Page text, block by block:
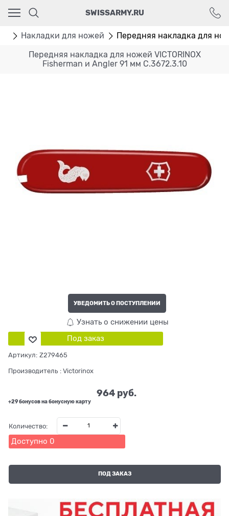
SWISSARMY.RU
Накладки для ножей Передняя накладка для
Передняя накладка для ножей VICTORINOX
Fisherman и Angler 91 мм C.3672.3.10
УВЕДОМИТЬ О ПОСТУПЛЕНИИ
Узнать о снижении цены
Под заказ
Артикул: Z279465
Производитель : Victorinox
964 руб.
+29 бонусов на бонусную карту
Количество:
Доступно 0
ПОД ЗАКАЗ
Ваш город - Москва,
угадали?
ДА НЕТ